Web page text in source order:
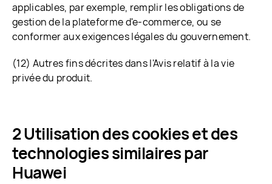
applicables, par exemple, remplir les obligations de
gestion de la plateforme d'e-commerce, ou se
conformer aux exigences légales du gouvernement.
(12) Autres fins décrites dans l'Avis relatif à la vie
privée du produit.
2 Utilisation des cookies et des
technologies similaires par
Huawei